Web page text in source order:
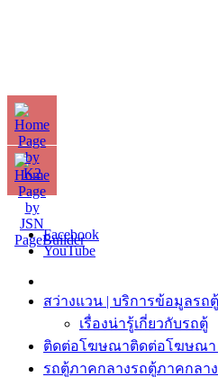
Facebook
YouTube
สว่างแวน | บริการข้อมูลรถ
เรื่องน่ารู้เกี่ยวกับรถตู้
ติดต่อโฆษณาติดต่อโฆษณา
รถตู้ภาคกลางรถตู้ภาคกลาง